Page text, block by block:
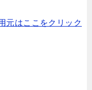
元はここをクリック